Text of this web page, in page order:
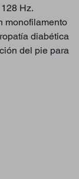
Hz.
monofilamento
diabética
del pie para